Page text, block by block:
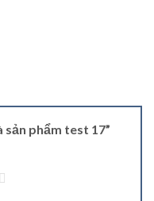
phẩm test 17”